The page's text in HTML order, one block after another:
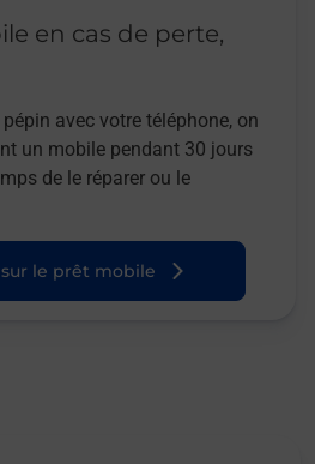
en cas de perte,
avec votre téléphone, on
un mobile pendant 30 jours
de le réparer ou le
le prêt mobile